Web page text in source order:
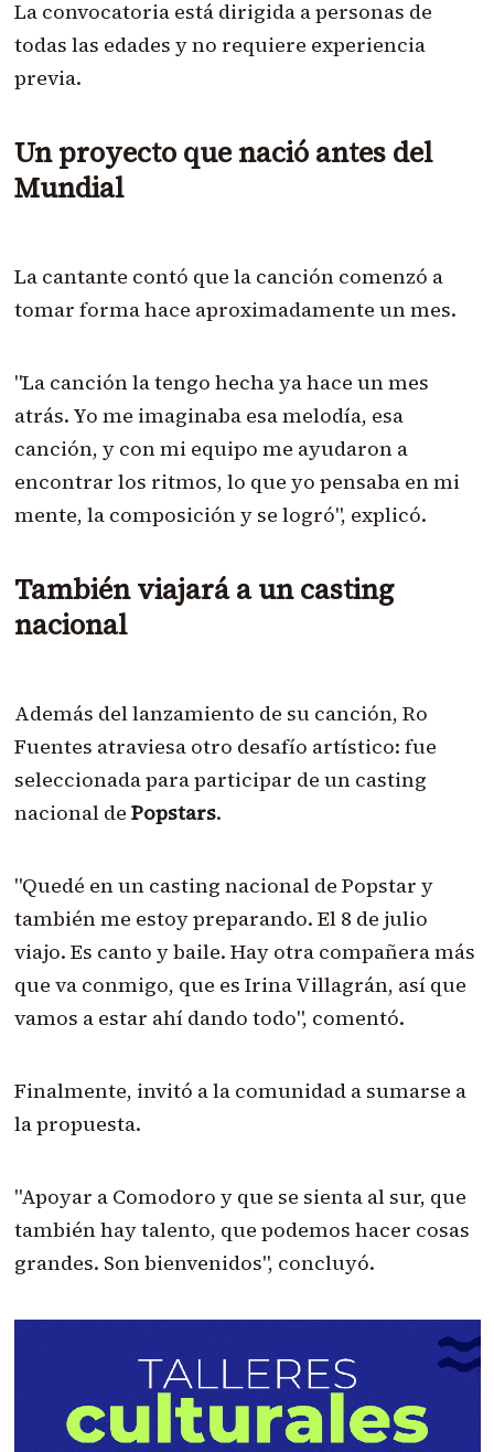
La convocatoria está dirigida a personas de
todas las edades y no requiere experiencia
previa.
Un proyecto que nació antes del
Mundial
La cantante contó que la canción comenzó a
tomar forma hace aproximadamente un mes.
"La canción la tengo hecha ya hace un mes
atrás. Yo me imaginaba esa melodía, esa
canción, y con mi equipo me ayudaron a
encontrar los ritmos, lo que yo pensaba en mi
mente, la composición y se logró", explicó.
También viajará a un casting
nacional
Además del lanzamiento de su canción, Ro
Fuentes atraviesa otro desafío artístico: fue
seleccionada para participar de un casting
nacional de Popstars.
"Quedé en un casting nacional de Popstar y
también me estoy preparando. El 8 de julio
viajo. Es canto y baile. Hay otra compañera más
que va conmigo, que es Irina Villagrán, así que
vamos a estar ahí dando todo", comentó.
Finalmente, invitó a la comunidad a sumarse a
la propuesta.
"Apoyar a Comodoro y que se sienta al sur, que
también hay talento, que podemos hacer cosas
grandes. Son bienvenidos", concluyó.